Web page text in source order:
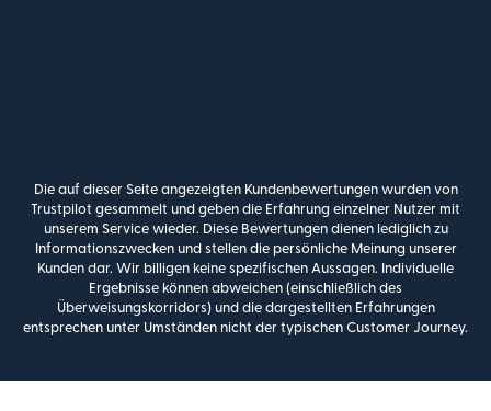
Die auf dieser Seite angezeigten Kundenbewertungen wurden von
Trustpilot gesammelt und geben die Erfahrung einzelner Nutzer mit
unserem Service wieder. Diese Bewertungen dienen lediglich zu
Informationszwecken und stellen die persönliche Meinung unserer
Kunden dar. Wir billigen keine spezifischen Aussagen. Individuelle
Ergebnisse können abweichen (einschließlich des
Überweisungskorridors) und die dargestellten Erfahrungen
entsprechen unter Umständen nicht der typischen Customer Journey.